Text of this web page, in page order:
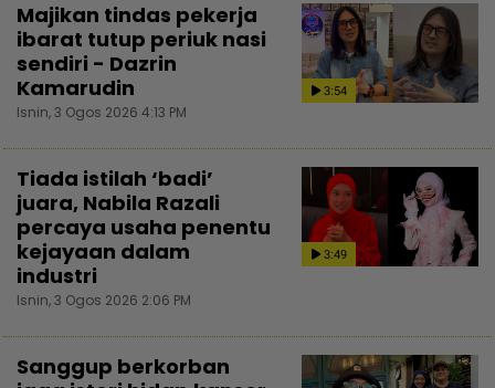
3:54
Majikan tindas pekerja
ibarat tutup periuk nasi
sendiri - Dazrin
Kamarudin
Isnin, 3 Ogos 2026 4:13 PM
3:49
Tiada istilah ‘badi’
juara, Nabila Razali
percaya usaha penentu
kejayaan dalam
industri
Isnin, 3 Ogos 2026 2:06 PM
Sanggup berkorban